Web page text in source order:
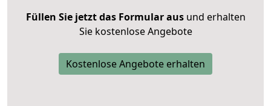
Füllen Sie jetzt das Formular ausund erhalten
Sie kostenlose Angebote
Kostenlose Angebote erhalten